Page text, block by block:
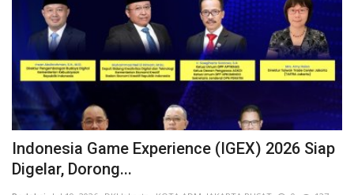
Indonesia Game Experience (IGEX) 2026 Siap
Digelar, Dorong...